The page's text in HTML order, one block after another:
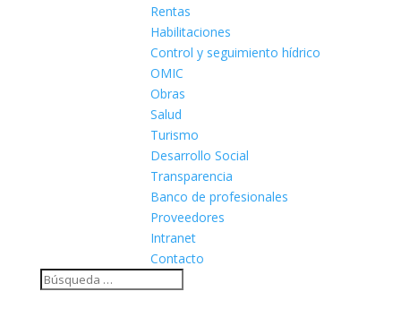
Rentas
Habilitaciones
Control y seguimiento hídrico
OMIC
Obras
Salud
Turismo
Desarrollo Social
Transparencia
Banco de profesionales
Proveedores
Intranet
Contacto